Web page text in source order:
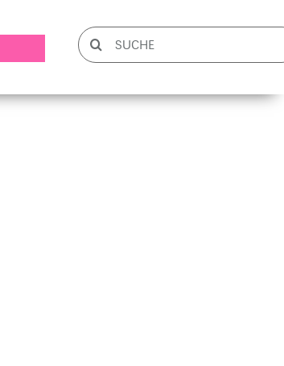
Suche
nach: